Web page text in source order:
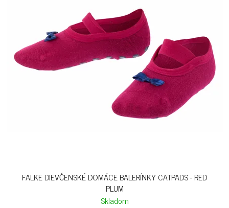
FALKE DIEVČENSKÉ DOMÁCE BALERÍNKY CATPADS - RED
PLUM
Skladom